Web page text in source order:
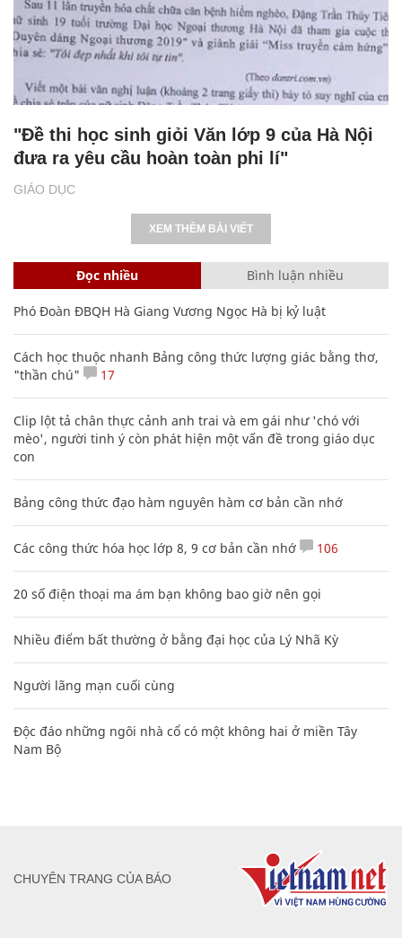
GIÁO DỤC
"Đề thi học sinh giỏi Văn lớp 9 của Hà Nội
đưa ra yêu cầu hoàn toàn phi lí"
XEM THÊM BÀI VIẾT
Đọc nhiều Bình luận nhiều
Phó Đoàn ĐBQH Hà Giang Vương Ngọc Hà bị kỷ luật
Cách học thuộc nhanh Bảng công thức lượng giác bằng thơ,
"thần chú"
17
Clip lột tả chân thực cảnh anh trai và em gái như 'chó với
mèo', người tinh ý còn phát hiện một vấn đề trong giáo dục
con
Bảng công thức đạo hàm nguyên hàm cơ bản cần nhớ
Các công thức hóa học lớp 8, 9 cơ bản cần nhớ 106
20 số điện thoại ma ám bạn không bao giờ nên gọi
Nhiều điểm bất thường ở bằng đại học của Lý Nhã Kỳ
Người lãng mạn cuối cùng
Độc đáo những ngôi nhà cổ có một không hai ở miền Tây
Nam Bộ
CHUYÊN TRANG CỦA BÁO